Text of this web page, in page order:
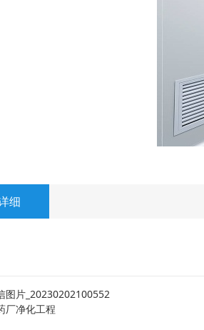
细
图片_20230202100552
厂净化工程